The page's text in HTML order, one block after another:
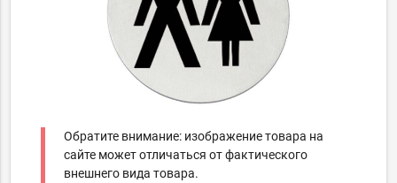
Обратите внимание: изображение товара на
сайте может отличаться от фактического
внешнего вида товара.